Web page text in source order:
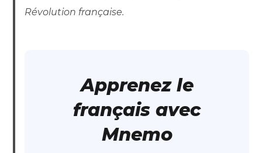
Révolution française.
Apprenez le
français avec
Mnemo